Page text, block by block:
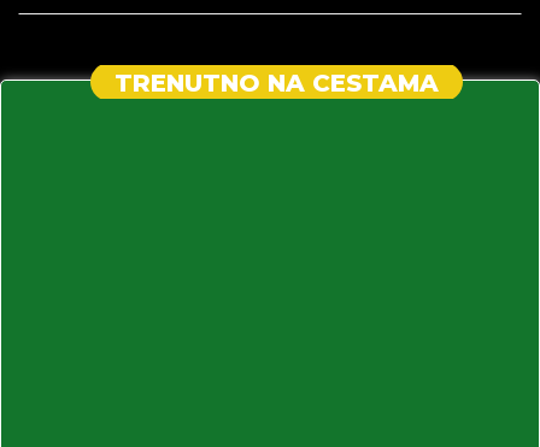
TRENUTNO NA CESTAMA